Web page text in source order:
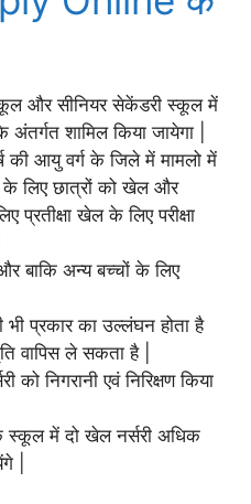
और सीनियर सेकेंडरी स्कूल में
अंतर्गत शामिल किया जायेगा |
की आयु वर्ग के जिले में मामलो में
लिए छात्रों को खेल और
प्रतीक्षा खेल के लिए परीक्षा
बाकि अन्य बच्चों के लिए
प्रकार का उल्लंघन होता है
वापिस ले सकता है |
निगरानी एवं निरिक्षण किया
स्कूल में दो खेल नर्सरी अधिक
|